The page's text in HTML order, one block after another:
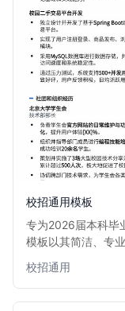
校招通用模板
专为2026届本科毕
模板以其简洁、专
吸引招聘官的目光
功斩获心仪的Offer
校招通用